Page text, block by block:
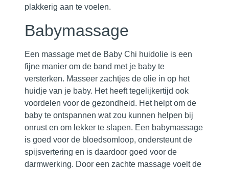
plakkerig aan te voelen.
Babymassage
Een massage met de Baby Chi huidolie is een
fijne manier om de band met je baby te
versterken. Masseer zachtjes de olie in op het
huidje van je baby. Het heeft tegelijkertijd ook
voordelen voor de gezondheid. Het helpt om de
baby te ontspannen wat zou kunnen helpen bij
onrust en om lekker te slapen. Een babymassage
is goed voor de bloedsomloop, ondersteunt de
spijsvertering en is daardoor goed voor de
darmwerking. Door een zachte massage voelt de